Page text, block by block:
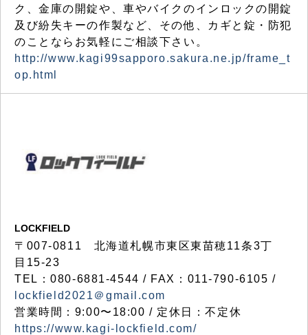
ク、金庫の開錠や、車やバイクのインロックの開錠
及び紛失キーの作製など、その他、カギと錠・防犯
のことならお気軽にご相談下さい。
http://www.kagi99sapporo.sakura.ne.jp/frame_t
op.html
LOCKFIELD
〒007-0811 北海道札幌市東区東苗穂11条3丁
目15-23
TEL：080-6881-4544 / FAX：011-790-6105 /
lockfield2021＠gmail.com
営業時間：9:00〜18:00 / 定休日：不定休
https://www.kagi-lockfield.com/